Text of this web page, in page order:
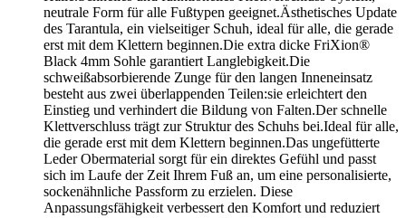
neutrale Form für alle Fußtypen geeignet.Ästhetisches Update
des Tarantula, ein vielseitiger Schuh, ideal für alle, die gerade
erst mit dem Klettern beginnen.Die extra dicke FriXion®
Black 4mm Sohle garantiert Langlebigkeit.Die
schweißabsorbierende Zunge für den langen Inneneinsatz
besteht aus zwei überlappenden Teilen:sie erleichtert den
Einstieg und verhindert die Bildung von Falten.Der schnelle
Klettverschluss trägt zur Struktur des Schuhs bei.Ideal für alle,
die gerade erst mit dem Klettern beginnen.Das ungefütterte
Leder Obermaterial sorgt für ein direktes Gefühl und passt
sich im Laufe der Zeit Ihrem Fuß an, um eine personalisierte,
sockenähnliche Passform zu erzielen. Diese
Anpassungsfähigkeit verbessert den Komfort und reduziert